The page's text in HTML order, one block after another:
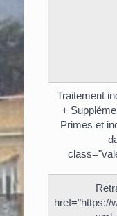
Traitement
+
Primes et
href="https://